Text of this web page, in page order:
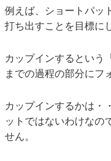
例えば、ショートパッ
打ち出すことを目標に
カップインするという
までの過程の部分にフ
カップインするかは・
ットではないわけなの
せん。